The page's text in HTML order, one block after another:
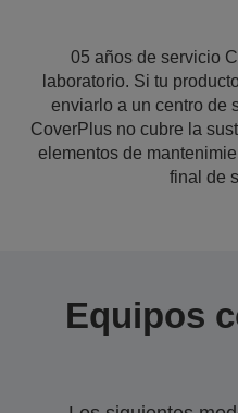
05 años de servicio
laboratorio. Si tu
enviarlo a un centro de
CoverPlus no cubre la
elementos de
final de
Equipos